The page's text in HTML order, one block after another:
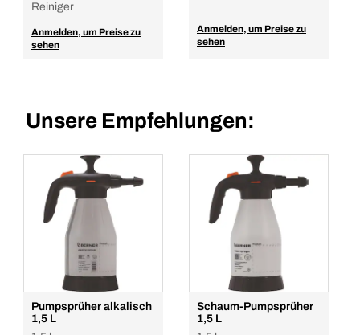
Reiniger
Anmelden, um Preise zu
sehen
Anmelden, um Preise zu
sehen
Unsere Empfehlungen:
Pumpsprüher alkalisch
1,5 L
Schaum-Pumpsprüher
1,5 L